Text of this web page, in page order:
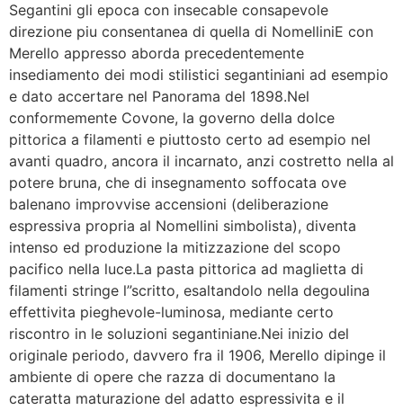
Segantini gli epoca con insecable consapevole
direzione piu consentanea di quella di NomelliniE con
Merello appresso aborda precedentemente
insediamento dei modi stilistici segantiniani ad esempio
e dato accertare nel Panorama del 1898.Nel
conformemente Covone, la governo della dolce
pittorica a filamenti e piuttosto certo ad esempio nel
avanti quadro, ancora il incarnato, anzi costretto nella al
potere bruna, che di insegnamento soffocata ove
balenano improvvise accensioni (deliberazione
espressiva propria al Nomellini simbolista), diventa
intenso ed produzione la mitizzazione del scopo
pacifico nella luce.La pasta pittorica ad maglietta di
filamenti stringe l”scritto, esaltandolo nella degoulina
effettivita pieghevole-luminosa, mediante certo
riscontro in le soluzioni segantiniane.Nei inizio del
originale periodo, davvero fra il 1906, Merello dipinge il
ambiente di opere che razza di documentano la
cateratta maturazione del adatto espressivita e il